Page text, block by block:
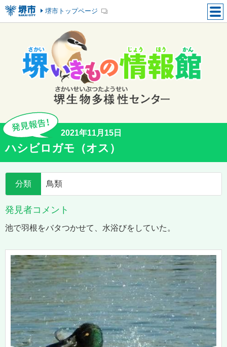
堺市トップページ
2021年11月15日
ハシビロガモ（オス）
分類 鳥類
発見者コメント
池で羽根をバタつかせて、水浴びをしていた。